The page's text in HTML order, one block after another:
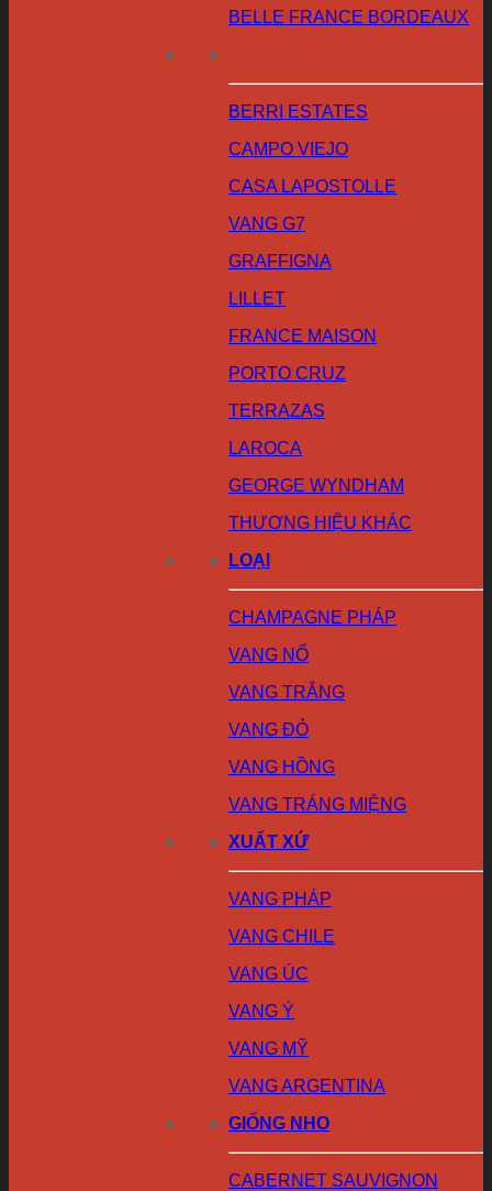
BELLE FRANCE BORDEAUX
BERRI ESTATES
CAMPO VIEJO
CASA LAPOSTOLLE
VANG G7
GRAFFIGNA
LILLET
FRANCE MAISON
PORTO CRUZ
TERRAZAS
LAROCA
GEORGE WYNDHAM
THƯƠNG HIỆU KHÁC
LOẠI
CHAMPAGNE PHÁP
VANG NỔ
VANG TRẮNG
VANG ĐỎ
VANG HỒNG
VANG TRÁNG MIỆNG
XUẤT XỨ
VANG PHÁP
VANG CHILE
VANG ÚC
VANG Ý
VANG MỸ
VANG ARGENTINA
GIỐNG NHO
CABERNET SAUVIGNON